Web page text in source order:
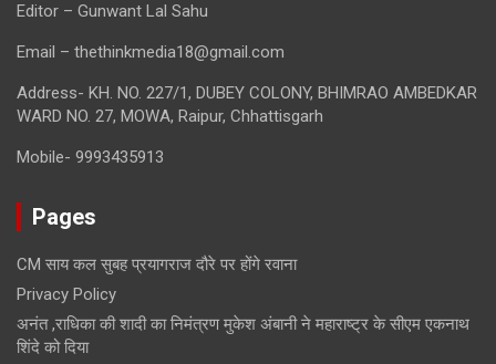
Editor – Gunwant Lal Sahu
Email – thethinkmedia18@gmail.com
Address- KH. NO. 227/1, DUBEY COLONY, BHIMRAO AMBEDKAR
WARD NO. 27, MOWA, Raipur, Chhattisgarh
Mobile- 9993435913
Pages
CM साय कल सुबह प्रयागराज दौरे पर होंगे रवाना
Privacy Policy
अनंत ,राधिका की शादी का निमंत्रण मुकेश अंबानी ने महाराष्ट्र के सीएम एकनाथ
शिंदे को दिया